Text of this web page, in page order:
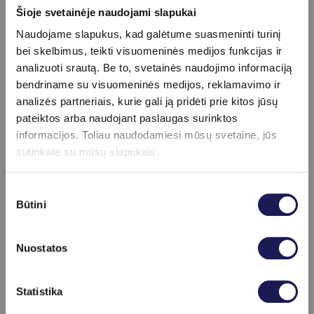
Šioje svetainėje naudojami slapukai
Naudojame slapukus, kad galėtume suasmeninti turinį
bei skelbimus, teikti visuomeninės medijos funkcijas ir
analizuoti srautą. Be to, svetainės naudojimo informaciją
bendriname su visuomeninės medijos, reklamavimo ir
analizės partneriais, kurie gali ją pridėti prie kitos jūsų
pateiktos arba naudojant paslaugas surinktos
informacijos. Toliau naudodamiesi mūsų svetaine, jūs
sutinkate su mūsų slapukais.
pasirinkimas
Būtini
Nuostatos
Statistika
obstrukcinę plaučių ligą (LOPL). Dėl šių priežasčių
tiksli diagnostika yra labai svarbi, nes leidžia
atskirti virusines infekcijas nuo bakterinių ar kitų
kvėpavimo sistemos ligų ir parinkti tinkamiausią
gydymą.
Dažniausiai užduodami
klausimai
Ne, nes simptomai labai panašūs, todėl
Ar neigiamas testas visada reiškia, kad
Ne visada – ankstyvoje ligos stadijoje viruso kiekis